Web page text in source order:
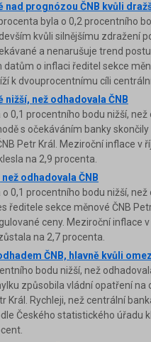
nad prognózou ČNB kvůli
byla o 0,2 procentního
kvůli silnějšímu zdražení
a nenarušuje trend
o inflaci ředitel sekce
k dvouprocentnímu cíli
nižší, než odhadovala ČNB
0,1 procentního bodu nižší,
s očekáváním banky
Petr Král. Meziroční inflace v
na 2,9 procenta.
odhadovala ČNB
0,1 procentního bodu nižší,
ředitele sekce měnové ČNB
ceny. Meziroční inflace
na 2,7 procenta.
ČNB, hlavně kvůli
bodu nižší, než
způsobila vládní opatření na
Král. Rychleji, než centrální
Českého statistického úřadu